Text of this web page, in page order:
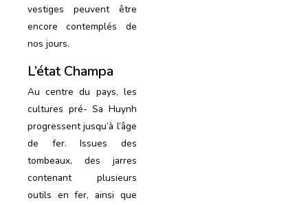
vestiges peuvent être
encore contemplés de
nos jours.
L’état Champa
Au centre du pays, les
cultures pré- Sa Huynh
progressent jusqu’à l’âge
de fer. Issues des
tombeaux, des jarres
contenant plusieurs
outils en fer, ainsi que